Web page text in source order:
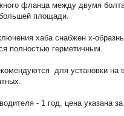
фланца между двумя
площади.
хаба снабжен х-
полностью герметичным.
для установки на
- 1 год, цена указана